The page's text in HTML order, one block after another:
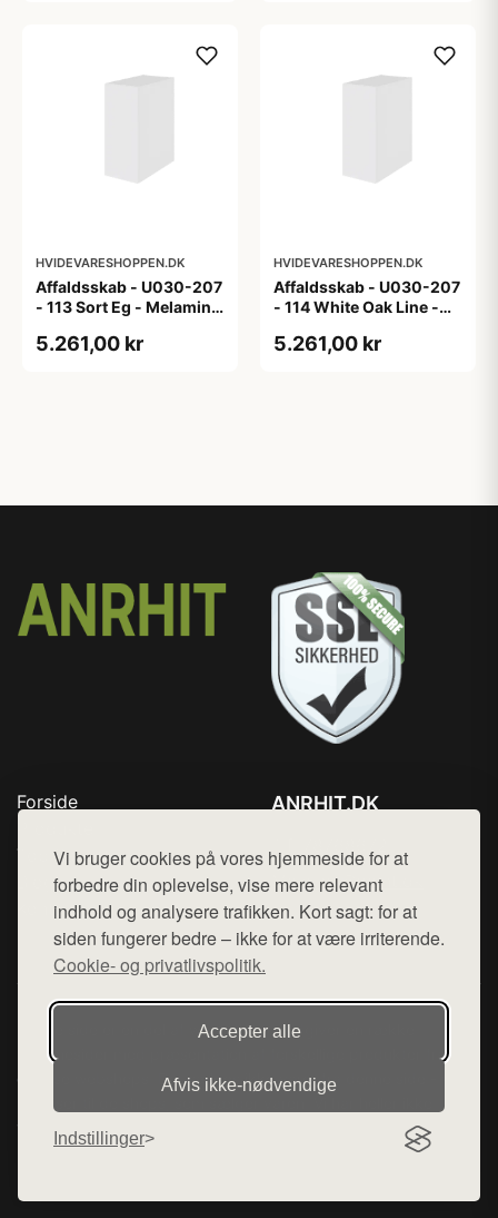
Vi bruger cookies på vores hjemmeside for at
forbedre din oplevelse, vise mere relevant
indhold og analysere trafikken. Kort sagt: for at
siden fungerer bedre – ikke for at være irriterende.
Cookie- og privatlivspolitik.
Accepter alle
Afvis ikke‑nødvendige
Indstillinger
HVIDEVARESHOPPEN.DK
Affaldsskab - U030-207
- 113 Sort Eg - Melamin,
5.261,00 kr
HVIDEVARESHOPPEN.DK
Affaldsskab - U030-207
- 114 White Oak Line -
5.261,00 kr
Forside
Top Rabatter
Blog
Kontakt
ANRHIT.DK
Mail: hej@want.dk
Cookie- og privatlivspolitik
Denne side er en del af want.dk, der udgiver en række
hjemmesider med præsentation af forskellige produkter fra
diverse webshops. Der sælges ikke varer fra denne side - vi
henviser til de shops, som sælger varen. Vi har heller ikke
varerne på lager.